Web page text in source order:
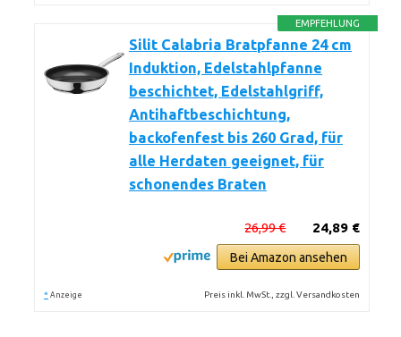
EMPFEHLUNG
Silit Calabria Bratpfanne 24 cm
Induktion, Edelstahlpfanne
beschichtet, Edelstahlgriff,
Antihaftbeschichtung,
backofenfest bis 260 Grad, für
alle Herdaten geeignet, für
schonendes Braten
24,89 €
26,99 €
Bei Amazon ansehen
* Anzeige Preis inkl. MwSt., zzgl. Versandkosten